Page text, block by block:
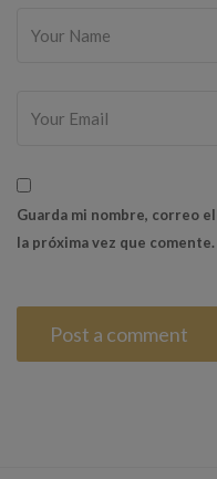
Guarda mi nombre, correo
la próxima vez que comente.